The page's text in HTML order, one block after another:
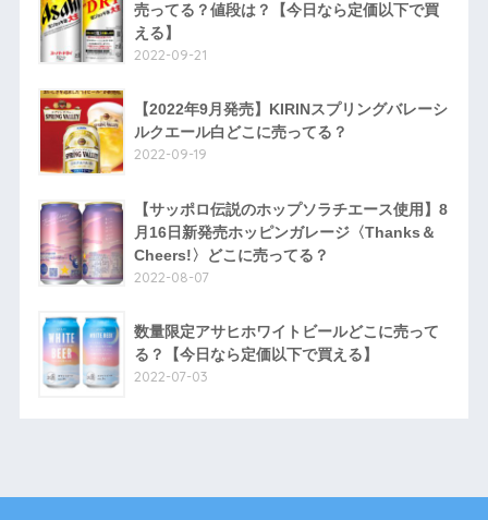
売ってる？値段は？【今日なら定価以下で買
える】
2022-09-21
【2022年9月発売】KIRINスプリングバレーシ
ルクエール白どこに売ってる？
2022-09-19
【サッポロ伝説のホップソラチエース使用】8
月16日新発売ホッピンガレージ〈Thanks＆
Cheers!〉どこに売ってる？
2022-08-07
数量限定アサヒホワイトビールどこに売って
る？【今日なら定価以下で買える】
2022-07-03